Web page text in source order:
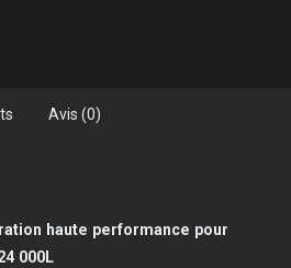
Avis (0)
haute performance pour
000L